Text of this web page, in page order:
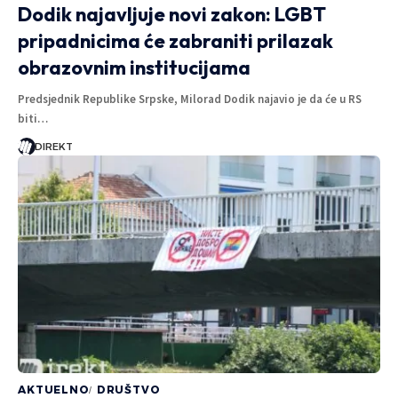
Dodik najavljuje novi zakon: LGBT
pripadnicima će zabraniti prilazak
obrazovnim institucijama
Predsjednik Republike Srpske, Milorad Dodik najavio je da će u RS
biti…
DIREKT
AKTUELNO DRUŠTVO